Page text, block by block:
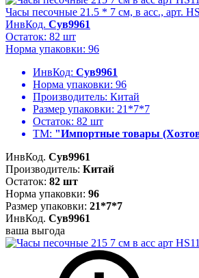
Часы песочные 21.5 * 7 см, в асс., арт.
ИнвКод. Сув9961
Остаток: 82 шт
Норма упаковки: 96
ИнвКод: Сув9961
Норма упаковки: 96
Производитель: Китай
Размер упаковки: 21*7*7
Остаток: 82 шт
ТМ: "Импортные товары
ИнвКод. Сув9961
Производитель: Китай
Остаток: 82 шт
Норма упаковки: 96
Размер упаковки: 21*7*7
ИнвКод. Сув9961
ваша выгода